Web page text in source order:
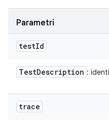
Parametri
testId
TestDescription :
trace